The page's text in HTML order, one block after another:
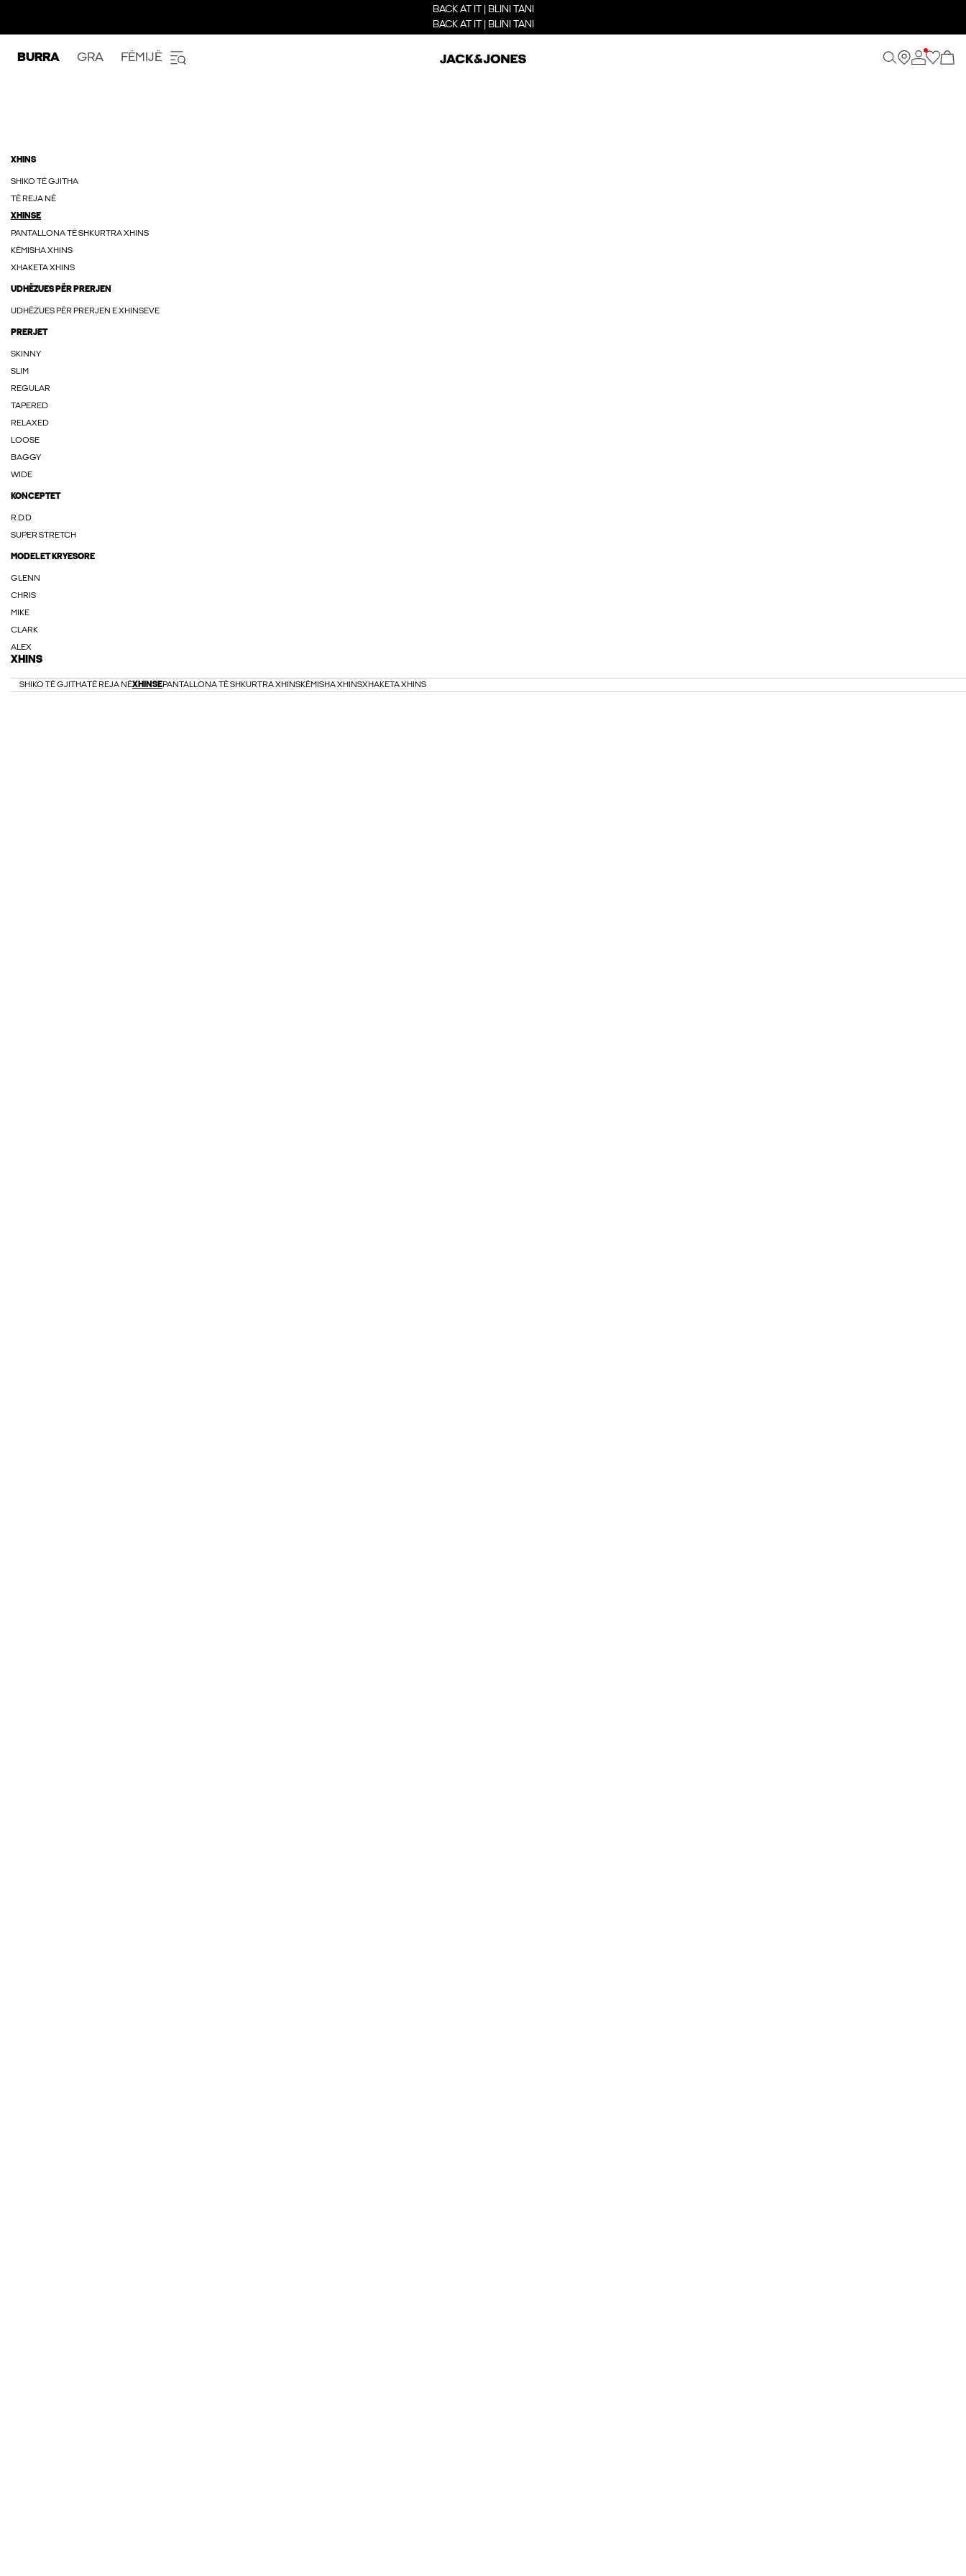
BACK AT IT | BLINI TANI
BACK AT IT | BLINI TANI
BURRA GRA FËMIJË
XHINS
SHIKO TË GJITHA
TË REJA NË
XHINSE
PANTALLONA TË SHKURTRA XHINS
KËMISHA XHINS
XHAKETA XHINS
UDHËZUES PËR PRERJEN
UDHËZUES PËR PRERJEN E XHINSEVE
PRERJET
SKINNY
SLIM
REGULAR
TAPERED
RELAXED
LOOSE
BAGGY
WIDE
KONCEPTET
R.D.D
SUPER STRETCH
MODELET KRYESORE
GLENN
CHRIS
MIKE
CLARK
ALEX
XHINS
SHIKO TË GJITHATË REJA NËXHINSEPANTALLONA TË SHKURTRA XHINSKËMISHA XHINSXHAKETA XHINS